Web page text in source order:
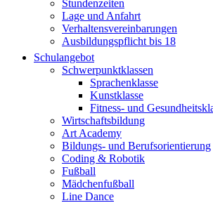
Stundenzeiten
Lage und Anfahrt
Verhaltensvereinbarungen
Ausbildungspflicht bis 18
Schulangebot
Schwerpunktklassen
Sprachenklasse
Kunstklasse
Fitness- und
Wirtschaftsbildung
Art Academy
Bildungs- und Berufsorientierung
Coding & Robotik
Fußball
Mädchenfußball
Line Dance